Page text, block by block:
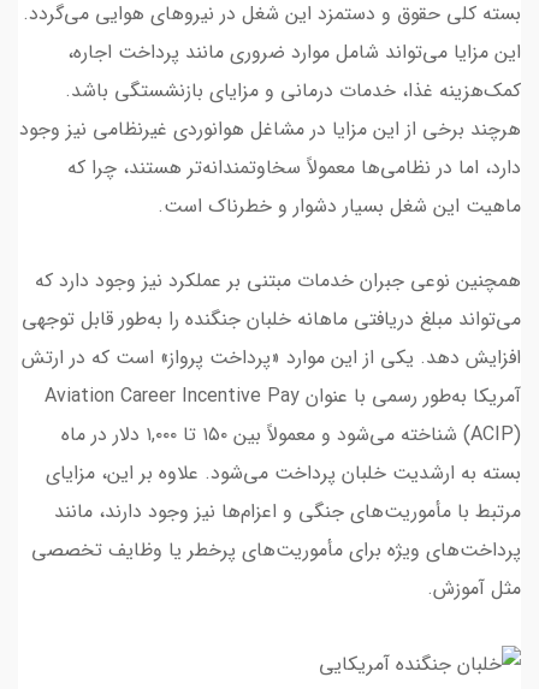
بسته کلی حقوق و دستمزد این شغل در نیروهای هوایی می‌گردد.
این مزایا می‌تواند شامل موارد ضروری مانند پرداخت اجاره،
کمک‌هزینه غذا، خدمات درمانی و مزایای بازنشستگی باشد.
هرچند برخی از این مزایا در مشاغل هوانوردی غیرنظامی نیز وجود
دارد، اما در نظامی‌ها معمولاً سخاوتمندانه‌تر هستند، چرا که
ماهیت این شغل بسیار دشوار و خطرناک است.
همچنین نوعی جبران خدمات مبتنی بر عملکرد نیز وجود دارد که
می‌تواند مبلغ دریافتی ماهانه خلبان جنگنده را به‌طور قابل توجهی
افزایش دهد. یکی از این موارد «پرداخت پرواز» است که در ارتش
آمریکا به‌طور رسمی با عنوان Aviation Career Incentive Pay
(ACIP) شناخته می‌شود و معمولاً بین ۱۵۰ تا ۱,۰۰۰ دلار در ماه
بسته به ارشدیت خلبان پرداخت می‌شود. علاوه بر این، مزایای
مرتبط با مأموریت‌های جنگی و اعزام‌ها نیز وجود دارند، مانند
پرداخت‌های ویژه برای مأموریت‌های پرخطر یا وظایف تخصصی
مثل آموزش.